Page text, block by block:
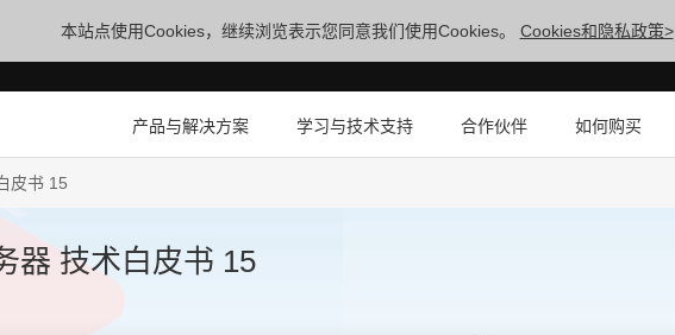
本站点使用Cookies，继续浏览表示您同意我们使用Cookies。 Cookies和隐私政策>
产品与解决方案 学习与技术支持 合作伙伴 如何购买
皮书 15
器 技术白皮书 15